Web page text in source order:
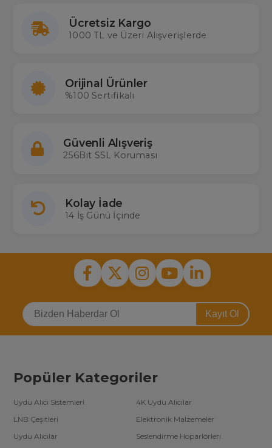
Ücretsiz Kargo
1000 TL ve Üzeri Alışverişlerde
Orijinal Ürünler
%100 Sertifikalı
Güvenli Alışveriş
256Bit SSL Koruması
Kolay İade
14 İş Günü İçinde
Kayıt Ol
Popüler Kategoriler
Uydu Alıcı Sistemleri
4K Uydu Alıcılar
LNB Çeşitleri
Elektronik Malzemeler
Uydu Alıcılar
Seslendirme Hoparlörleri